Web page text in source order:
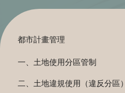
都市計畫管理
一、土地使用分區管制
二、土地違規使用（違反分區